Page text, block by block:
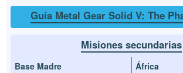
Guía Metal Gear Solid V: The
Misiones secundarias
Base Madre
África